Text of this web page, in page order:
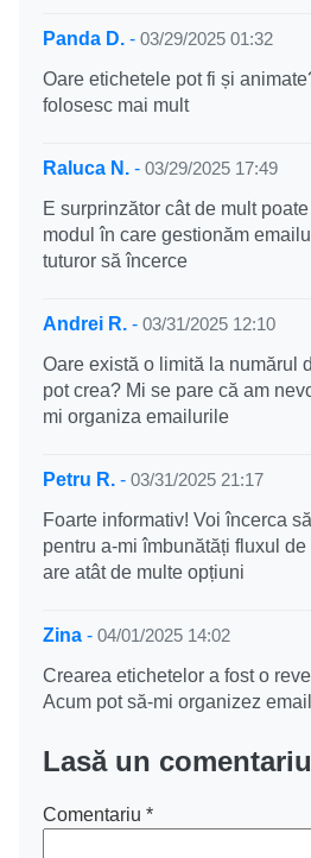
Panda D. - 03/29/2025 01:32
Oare etichetele pot fi și
folosesc mai mult
Raluca N. - 03/29/2025 17:49
E surprinzător cât de mult
modul în care gestionăm
tuturor să încerce
Andrei R. - 03/31/2025 12:10
Oare există o limită la numărul
pot crea? Mi se pare că am
mi organiza emailurile
Petru R. - 03/31/2025 21:17
Foarte informativ! Voi încerca
pentru a-mi îmbunătăți fluxul de
are atât de multe opțiuni
Zina - 04/01/2025 14:02
Crearea etichetelor a fost o
Acum pot să-mi organizez
Lasă un comentariu
Comentariu *